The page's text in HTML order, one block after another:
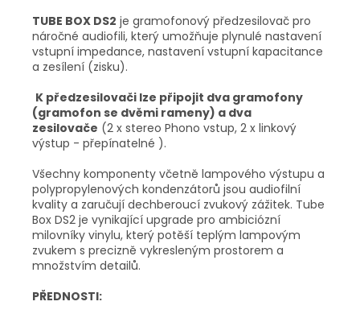
TUBE BOX DS2 je gramofonový předzesilovač pro
náročné audiofili, který umožňuje plynulé nastavení
vstupní impedance, nastavení vstupní kapacitance
a zesílení (zisku).
K předzesilovači lze připojit dva gramofony
(gramofon se dvěmi rameny) a dva
zesilovače (2 x stereo Phono vstup, 2 x linkový
výstup - přepínatelné ).
Všechny komponenty včetně lampového výstupu a
polypropylenových kondenzátorů jsou audiofilní
kvality a zaručují dechberoucí zvukový zážitek. Tube
Box DS2 je vynikající upgrade pro ambiciózní
milovníky vinylu, který potěší teplým lampovým
zvukem s precizně vykresleným prostorem a
množstvím detailů.
PŘEDNOSTI: